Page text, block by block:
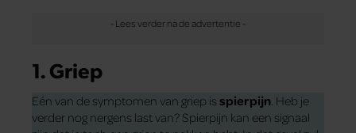
1. Griep
Eén van de symptomen van griep is spierpijn . Heb je
verder nog nergens last van? Spierpijn kan een signaal